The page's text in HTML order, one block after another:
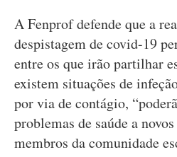
A Fenprof defende que a
despistagem de covid-19
entre os que irão partilhar
existem situações de
por via de contágio,
problemas de saúde a
membros da comunidade